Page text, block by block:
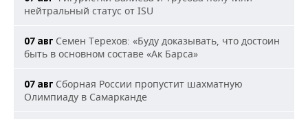
нейтральный статус от ISU
07 авг Семен Терехов: «Буду доказывать, что достоин
быть в основном составе «Ак Барса»
07 авг Сборная России пропустит шахматную
Олимпиаду в Самарканде